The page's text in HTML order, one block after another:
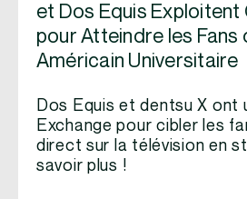
et Dos Equis
pour Atteindre les Fans
Américain Universitaire
Dos Equis et dentsu X ont
Exchange pour cibler les
direct sur la télévision en
savoir plus !